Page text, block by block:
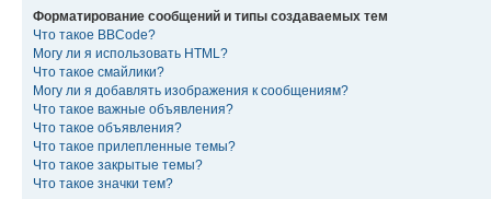
Форматирование сообщений и типы создаваемых тем
Что такое BBCode?
Могу ли я использовать HTML?
Что такое смайлики?
Могу ли я добавлять изображения к сообщениям?
Что такое важные объявления?
Что такое объявления?
Что такое прилепленные темы?
Что такое закрытые темы?
Что такое значки тем?